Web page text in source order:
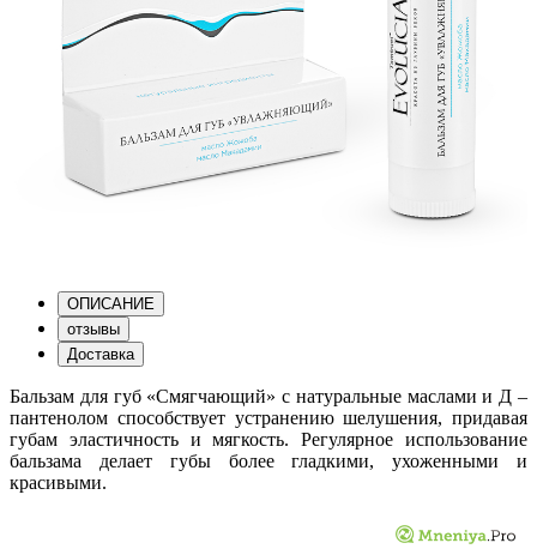
ОПИСАНИЕ
отзывы
Доставка
Бальзам для губ «Смягчающий» с натуральные маслами и Д –
пантенолом способствует устранению шелушения, придавая
губам эластичность и мягкость. Регулярное использование
бальзама делает губы более гладкими, ухоженными и
красивыми.